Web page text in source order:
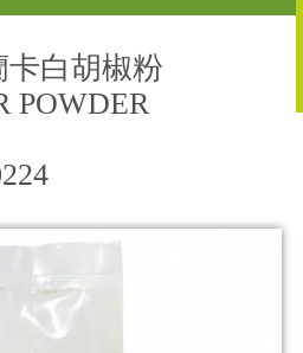
白胡椒粉
POWDER